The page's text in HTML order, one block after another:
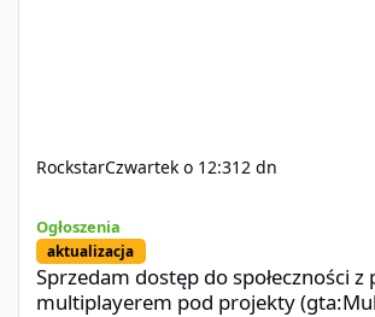
RockstarCzwartek o 12:31 2 dn
Ogłoszenia
aktualizacja
Sprzedam dostęp do społeczności
multiplayerem pod projekty